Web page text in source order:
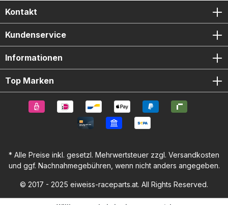
Kontakt
Kundenservice
Informationen
Top Marken
* Alle Preise inkl. gesetzl. Mehrwertsteuer zzgl. Versandkosten
und ggf. Nachnahmegebühren, wenn nicht anders angegeben.
© 2017 - 2025 eiweiss-raceparts.at. All Rights Reserved.